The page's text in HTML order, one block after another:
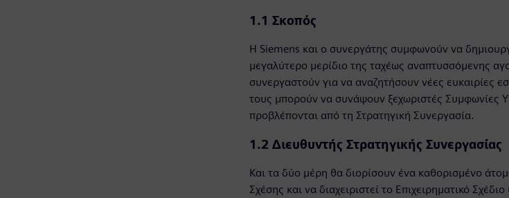
1.1 Σκοπός
Η Siemens και ο συνεργάτης συμφωνούν να
μεγαλύτερο μερίδιο της ταχέως αναπτυσσόμενης
συνεργαστούν για να αναζητήσουν νέες ευκαιρίες
τους μπορούν να συνάψουν ξεχωριστές Συμφωνίες
προβλέπονται από τη Στρατηγική Συνεργασία.
1.2 Διευθυντής Στρατηγικής Συνεργασίας
Και τα δύο μέρη θα διορίσουν ένα καθορισμένο
Σχέσης και να διαχειριστεί το Επιχειρηματικό Σχέδιο